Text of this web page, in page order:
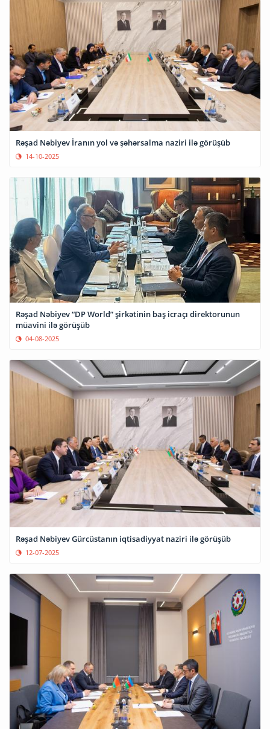
Rəşad Nəbiyev İranın yol və şəhərsalma naziri ilə görüşüb
14-10-2025
Rəşad Nəbiyev “DP World” şirkətinin baş icraçı direktorunun
müavini ilə görüşüb
04-08-2025
Rəşad Nəbiyev Gürcüstanın iqtisadiyyat naziri ilə görüşüb
12-07-2025